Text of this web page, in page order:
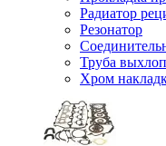
Радиатор
Резонатор
Труба
Хром